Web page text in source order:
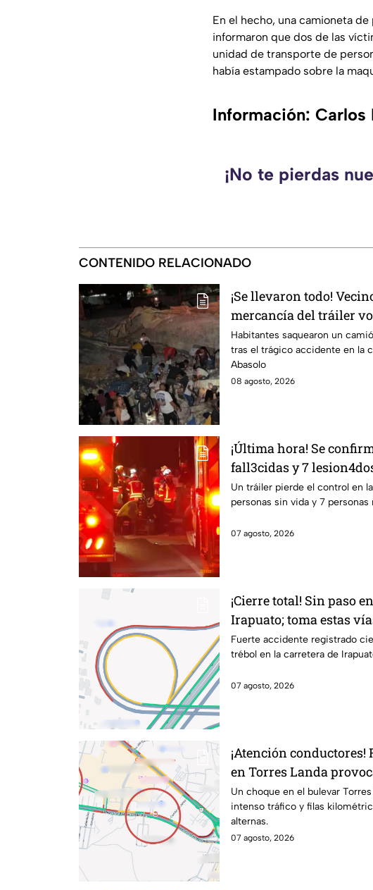
En el hecho, una camioneta
informaron que dos de las
unidad de transporte de
había estampado sobre la
Información: Carlos
¡No te pierdas
CONTENIDO RELACIONADO
¡Se llevaron todo!
mercancía del tráiler
carretera de Irapuato
Habitantes saquearon un
tras el trágico accidente en la
Abasolo
08 agosto, 2026
¡Última hora! Se
fall3cidas y 7
carretero en Irapuato;
Un tráiler pierde el control en
personas sin vida y 7 personas
07 agosto, 2026
¡Cierre total! Sin paso
Irapuato; toma estas
Fuerte accidente registrado
trébol en la carretera de
07 agosto, 2026
¡Atención conductores!
en Torres Landa
kilométricas a esta
Un choque en el bulevar
intenso tráfico y filas
alternas.
07 agosto, 2026